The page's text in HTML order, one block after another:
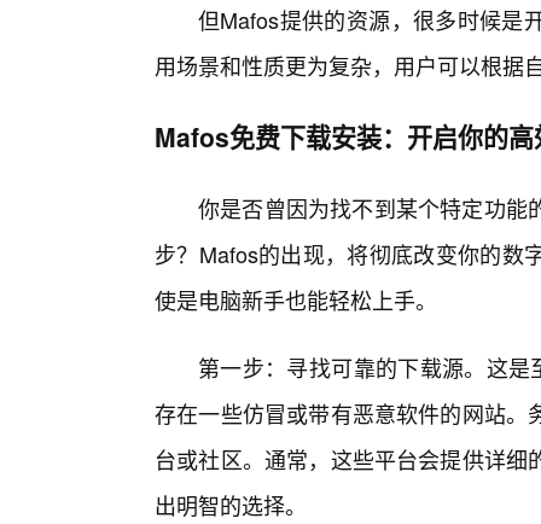
但Mafos提供的资源，很多时候是
用场景和性质更为复杂，用户可以根据
Mafos免费下载安装：开启你的
你是否曾因为找不到某个特定功能
步？Mafos的出现，将彻底改变你的数
使是电脑新手也能轻松上手。
第一步：寻找可靠的下载源。这
存在一些仿冒或带有恶意软件的网站
台或社区。通常，这些平台会提供详
出明智的选择。